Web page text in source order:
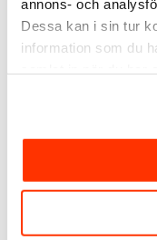
annons- och
Dessa kan i sin tur
information som du
LinkedIn-expert
Social media manager
SmartBizz AB
LinkedIn
Facebook
Twitter